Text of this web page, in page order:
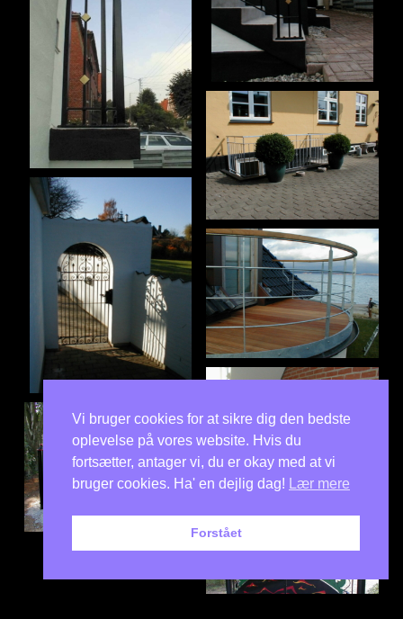
Vi bruger cookies for at sikre dig den bedste
oplevelse på vores website. Hvis du
fortsætter, antager vi, du er okay med at vi
bruger cookies. Ha' en dejlig dag!
Lær mere
Forstået